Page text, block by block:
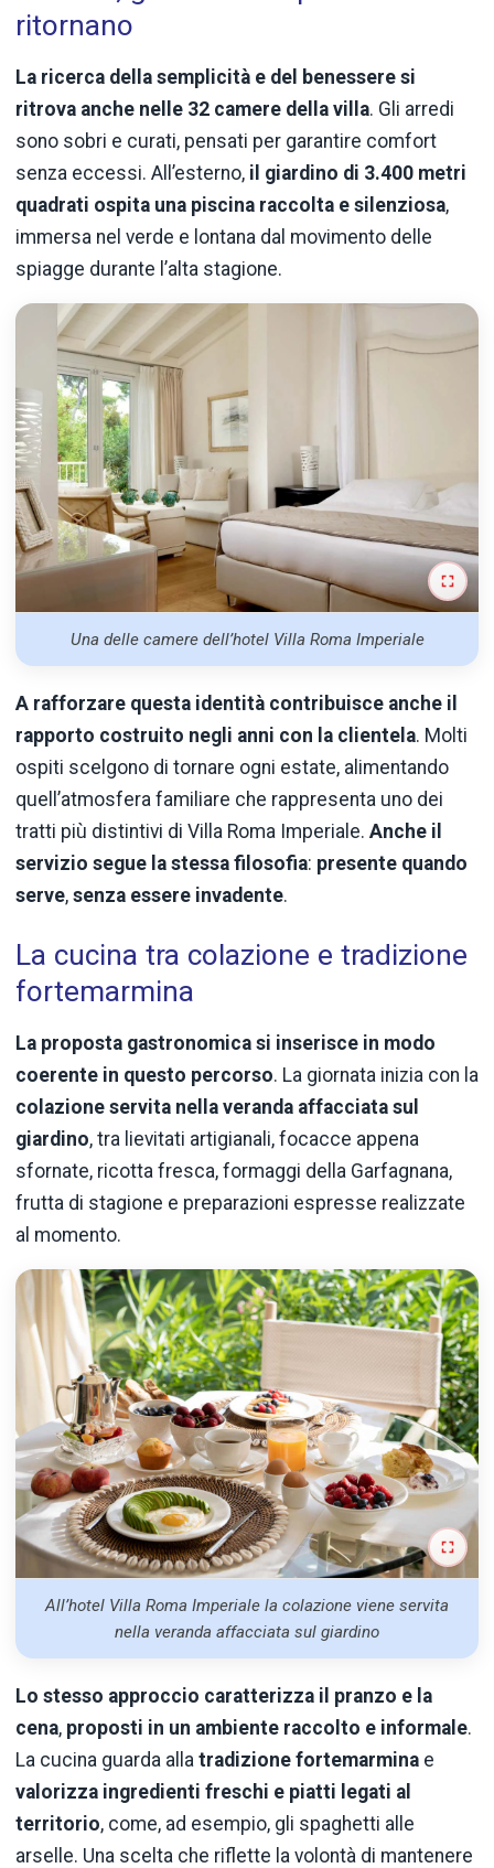
ritornano
La ricerca della semplicità e del benessere si
ritrova anche nelle 32 camere della villa. Gli arredi
sono sobri e curati, pensati per garantire comfort
senza eccessi. All’esterno, il giardino di 3.400 metri
quadrati ospita una piscina raccolta e silenziosa,
immersa nel verde e lontana dal movimento delle
spiagge durante l’alta stagione.
Una delle camere dell’hotel Villa Roma Imperiale
A rafforzare questa identità contribuisce anche il
rapporto costruito negli anni con la clientela. Molti
ospiti scelgono di tornare ogni estate, alimentando
quell’atmosfera familiare che rappresenta uno dei
tratti più distintivi di Villa Roma Imperiale. Anche il
servizio segue la stessa filosofia: presente quando
serve, senza essere invadente.
La cucina tra colazione e tradizione
fortemarmina
La proposta gastronomica si inserisce in modo
coerente in questo percorso. La giornata inizia con la
colazione servita nella veranda affacciata sul
giardino, tra lievitati artigianali, focacce appena
sfornate, ricotta fresca, formaggi della Garfagnana,
frutta di stagione e preparazioni espresse realizzate
al momento.
All’hotel Villa Roma Imperiale la colazione viene servita
nella veranda affacciata sul giardino
Lo stesso approccio caratterizza il pranzo e la
cena, proposti in un ambiente raccolto e informale.
La cucina guarda alla tradizione fortemarmina e
valorizza ingredienti freschi e piatti legati al
territorio, come, ad esempio, gli spaghetti alle
arselle. Una scelta che riflette la volontà di mantenere